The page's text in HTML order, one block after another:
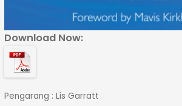
Download Now:
Pengarang : Lis Garratt